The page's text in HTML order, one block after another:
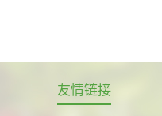
友情链接